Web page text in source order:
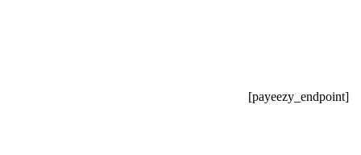
[payeezy_endpoint]